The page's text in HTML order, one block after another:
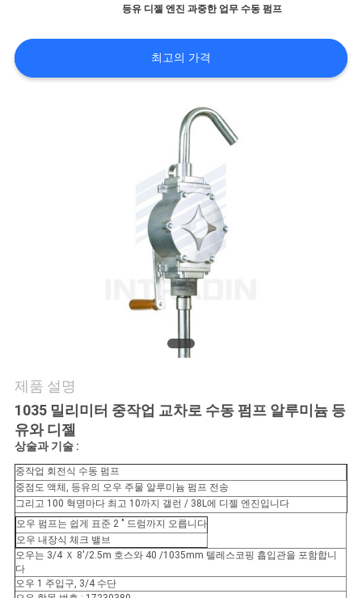
학
소
식
조
회
를
등유 디젤 엔진 과중한 업무 수동 펌프
최고의 가격
제품 설명
1035 밀리미터 중작업 교차로 수동 펌프 알루미늄 등
유와 디젤
상술과 기술 :
중작업 회전식 수동 펌프
중점도 액체, 등유의 오우 주물 알루미늄 펌프 전송
그리고 100 혁명마다 최고 10까지 갤런 / 38L에 디젤 엔진입니다
오우 펌프는 쉽게 표준 2 " 드럼까지 오릅니다
오우 내장식 체크 밸브
오우는 3/4 Ｘ 8'/2.5m 호스와 40 /1035mm 텔레스코핑 흡입관을 포함합니
다
오우 1 주입구, 3/4 수단